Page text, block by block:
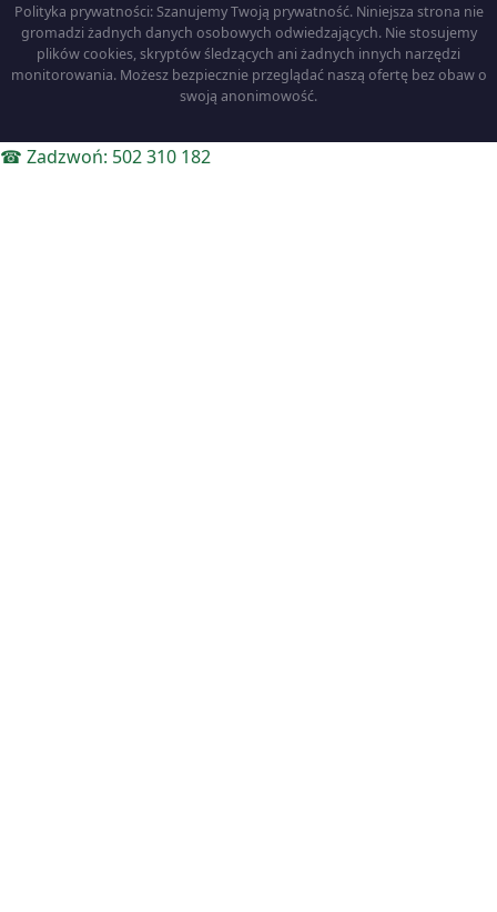
Polityka prywatności: Szanujemy Twoją prywatność. Niniejsza strona nie
gromadzi żadnych danych osobowych odwiedzających. Nie stosujemy
plików cookies, skryptów śledzących ani żadnych innych narzędzi
monitorowania. Możesz bezpiecznie przeglądać naszą ofertę bez obaw o
swoją anonimowość.
☎ Zadzwoń: 502 310 182